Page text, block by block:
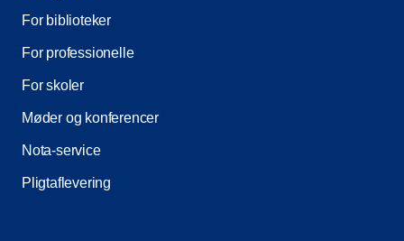
For biblioteker
For professionelle
For skoler
Møder og konferencer
Nota-service
Pligtaflevering